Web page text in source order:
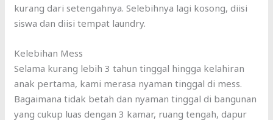
kurang dari setengahnya. Selebihnya lagi kosong, diisi
siswa dan diisi tempat laundry.
Kelebihan Mess
Selama kurang lebih 3 tahun tinggal hingga kelahiran
anak pertama, kami merasa nyaman tinggal di mess.
Bagaimana tidak betah dan nyaman tinggal di bangunan
yang cukup luas dengan 3 kamar, ruang tengah, dapur